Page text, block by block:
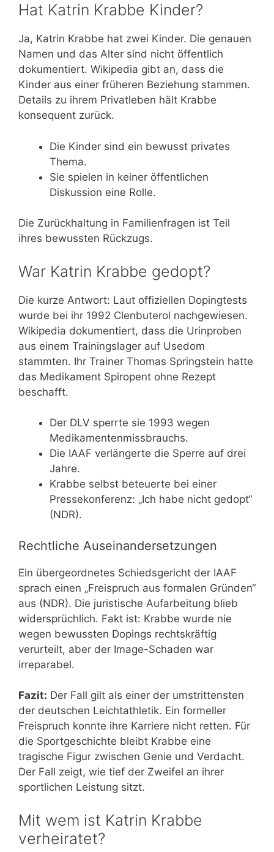
Hat Katrin Krabbe Kinder?
Ja, Katrin Krabbe hat zwei Kinder. Die genauen
Namen und das Alter sind nicht öffentlich
dokumentiert. Wikipedia gibt an, dass die
Kinder aus einer früheren Beziehung stammen.
Details zu ihrem Privatleben hält Krabbe
konsequent zurück.
Die Kinder sind ein bewusst privates
Thema.
Sie spielen in keiner öffentlichen
Diskussion eine Rolle.
Die Zurückhaltung in Familienfragen ist Teil
ihres bewussten Rückzugs.
War Katrin Krabbe gedopt?
Die kurze Antwort: Laut offiziellen Dopingtests
wurde bei ihr 1992 Clenbuterol nachgewiesen.
Wikipedia dokumentiert, dass die Urinproben
aus einem Trainingslager auf Usedom
stammten. Ihr Trainer Thomas Springstein hatte
das Medikament Spiropent ohne Rezept
beschafft.
Der DLV sperrte sie 1993 wegen
Medikamentenmissbrauchs.
Die IAAF verlängerte die Sperre auf drei
Jahre.
Krabbe selbst beteuerte bei einer
Pressekonferenz: „Ich habe nicht gedopt“
(NDR).
Rechtliche Auseinandersetzungen
Ein übergeordnetes Schiedsgericht der IAAF
sprach einen „Freispruch aus formalen Gründen“
aus (NDR). Die juristische Aufarbeitung blieb
widersprüchlich. Fakt ist: Krabbe wurde nie
wegen bewussten Dopings rechtskräftig
verurteilt, aber der Image-Schaden war
irreparabel.
Fazit: Der Fall gilt als einer der umstrittensten
der deutschen Leichtathletik. Ein formeller
Freispruch konnte ihre Karriere nicht retten. Für
die Sportgeschichte bleibt Krabbe eine
tragische Figur zwischen Genie und Verdacht.
Der Fall zeigt, wie tief der Zweifel an ihrer
sportlichen Leistung sitzt.
Mit wem ist Katrin Krabbe
verheiratet?